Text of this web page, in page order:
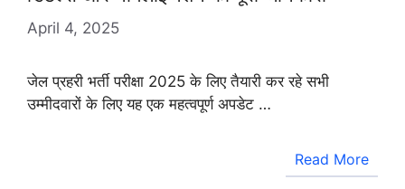
April 4, 2025
जेल प्रहरी भर्ती परीक्षा 2025 के लिए तैयारी कर रहे सभी
उम्मीदवारों के लिए यह एक महत्वपूर्ण अपडेट …
Read More